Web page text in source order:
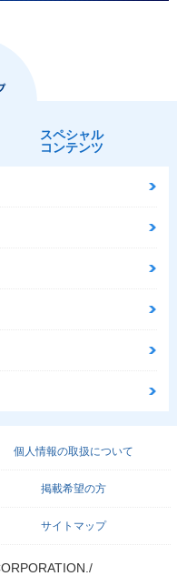
スペシャル
コンテンツ
個人情報の取扱について
掲載希望の方
サイトマップ